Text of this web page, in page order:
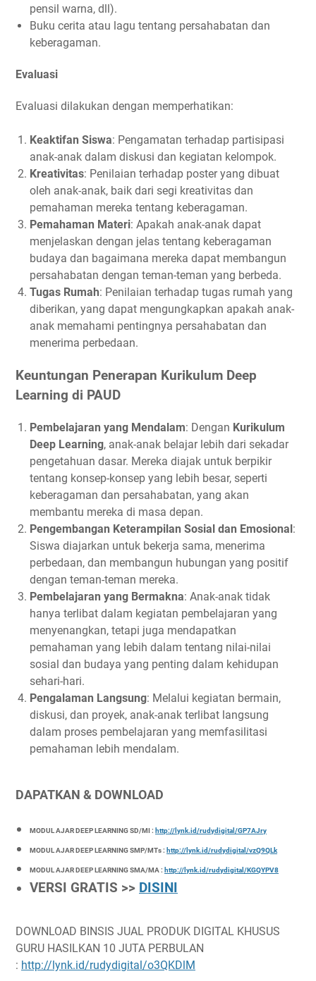
pensil warna, dll).
Buku cerita atau lagu tentang persahabatan dan
keberagaman.
Evaluasi
Evaluasi dilakukan dengan memperhatikan:
Keaktifan Siswa: Pengamatan terhadap partisipasi
anak-anak dalam diskusi dan kegiatan kelompok.
Kreativitas: Penilaian terhadap poster yang dibuat
oleh anak-anak, baik dari segi kreativitas dan
pemahaman mereka tentang keberagaman.
Pemahaman Materi: Apakah anak-anak dapat
menjelaskan dengan jelas tentang keberagaman
budaya dan bagaimana mereka dapat membangun
persahabatan dengan teman-teman yang berbeda.
Tugas Rumah: Penilaian terhadap tugas rumah yang
diberikan, yang dapat mengungkapkan apakah anak-
anak memahami pentingnya persahabatan dan
menerima perbedaan.
Keuntungan Penerapan Kurikulum Deep
Learning di PAUD
Pembelajaran yang Mendalam: Dengan Kurikulum
Deep Learning, anak-anak belajar lebih dari sekadar
pengetahuan dasar. Mereka diajak untuk berpikir
tentang konsep-konsep yang lebih besar, seperti
keberagaman dan persahabatan, yang akan
membantu mereka di masa depan.
Pengembangan Keterampilan Sosial dan Emosional:
Siswa diajarkan untuk bekerja sama, menerima
perbedaan, dan membangun hubungan yang positif
dengan teman-teman mereka.
Pembelajaran yang Bermakna: Anak-anak tidak
hanya terlibat dalam kegiatan pembelajaran yang
menyenangkan, tetapi juga mendapatkan
pemahaman yang lebih dalam tentang nilai-nilai
sosial dan budaya yang penting dalam kehidupan
sehari-hari.
Pengalaman Langsung: Melalui kegiatan bermain,
diskusi, dan proyek, anak-anak terlibat langsung
dalam proses pembelajaran yang memfasilitasi
pemahaman lebih mendalam.
DAPATKAN & DOWNLOAD
MODUL AJAR DEEP LEARNING SD/MI : http://lynk.id/rudydigital/GP7AJry
MODUL AJAR DEEP LEARNING SMP/MTs : http://lynk.id/rudydigital/vzQ9QLk
MODUL AJAR DEEP LEARNING SMA/MA : http://lynk.id/rudydigital/KGQYPV8
VERSI GRATIS >> DISINI
DOWNLOAD BINSIS JUAL PRODUK DIGITAL KHUSUS
GURU HASILKAN 10 JUTA PERBULAN
: http://lynk.id/rudydigital/o3QKDlM